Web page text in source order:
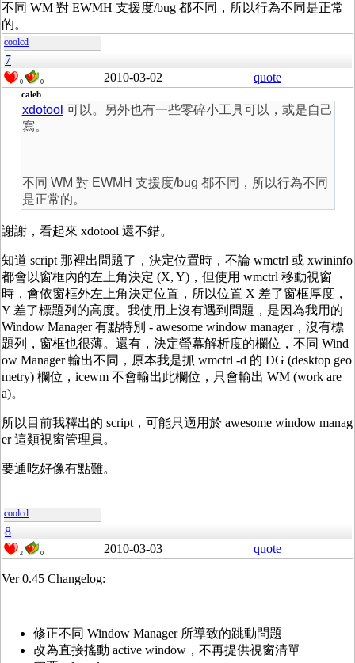
不同 WM 對 EWMH 支援度/bug 都不同，所以行為不同是正常
的。
coolcd
7
0 0 2010-03-02 quote
caleb
xdotool 可以。另外也有一些零碎小工具可以，或是自己
寫。
不同 WM 對 EWMH 支援度/bug 都不同，所以行為不同
是正常的。
謝謝，看起來 xdotool 還不錯。
知道 script 那裡出問題了，決定位置時，不論 wmctrl 或 xwininfo
都會以窗框內的左上角決定 (X, Y)，但使用 wmctrl 移動視窗
時，會依窗框外左上角決定位置，所以位置 X 差了窗框厚度，
Y 差了標題列的高度。我使用上沒有遇到問題，是因為我用的
Window Manager 有點特別 - awesome window manager，沒有標
題列，窗框也很薄。還有，決定螢幕解析度的欄位，不同 Wind
ow Manager 輸出不同，原本我是抓 wmctrl -d 的 DG (desktop geo
metry) 欄位，icewm 不會輸出此欄位，只會輸出 WM (work are
a)。
所以目前我釋出的 script，可能只適用於 awesome window manag
er 這類視窗管理員。
要通吃好像有點難。
coolcd
8
2 0 2010-03-03 quote
Ver 0.45 Changelog:
修正不同 Window Manager 所導致的跳動問題
改為直接搖動 active window，不再提供視窗清單